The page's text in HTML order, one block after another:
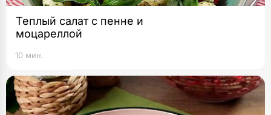
Теплый салат с пенне и
моцареллой
10 мин.